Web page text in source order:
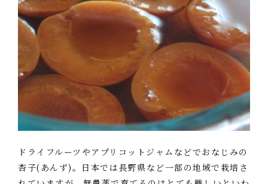
ドライフルーツやアプリコットジャムなどでおなじみの
杏子(あんず)。日本では長野県など一部の地域で栽培さ